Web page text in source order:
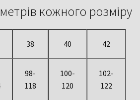
кожного розміру
38 40 42
98-
118
100-
120
102-
122